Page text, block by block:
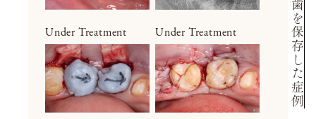
Under Treatment Under Treatment